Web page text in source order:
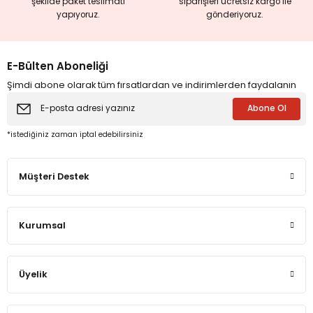
Bağlanma Kuramı ve Nörobiyolojik Kendilik Gelişimi Açısından
600,00 TL
480,00 TL
yapıyoruz.
gönderiyoruz.
E-Bülten Aboneliği
Şimdi abone olarak tüm fırsatlardan ve indirimlerden faydalanın
Abone Ol
*istediğiniz zaman iptal edebilirsiniz
Müşteri Destek
Kurumsal
Üyelik